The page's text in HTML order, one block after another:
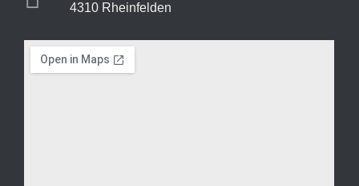
4310 Rheinfelden